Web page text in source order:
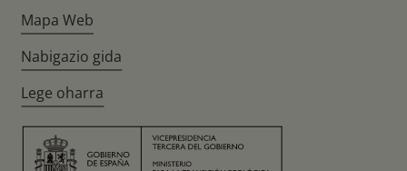
Mapa Web
Nabigazio gida
Lege oharra